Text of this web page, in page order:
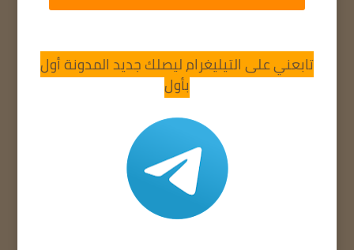
تابعني على التيليغرام ليصلك جديد المدونة أول
بأول